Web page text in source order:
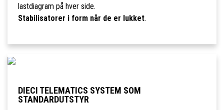
lastdiagram på hver side.
Stabilisatorer i form når de er lukket.
DIECI TELEMATICS SYSTEM SOM
STANDARDUTSTYR